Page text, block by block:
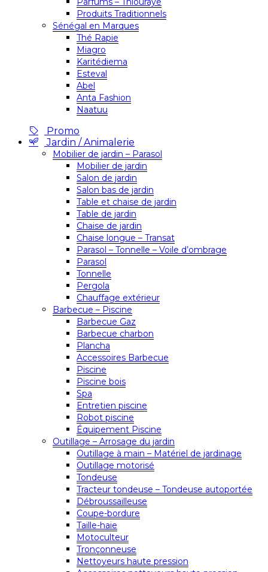
Produits Traditionnels
Sénégal en Marques
Thé Rapie
Miagro
Karitédiema
Esteval
Abel
Anta Fashion
Naatuu
Promo
Jardin / Animalerie
Mobilier de jardin – Parasol
Mobilier de jardin
Salon de jardin
Salon bas de jardin
Table et chaise de jardin
Table de jardin
Chaise de jardin
Chaise longue – Transat
Parasol – Tonnelle – Voile d’ombrage
Parasol
Tonnelle
Pergola
Chauffage extérieur
Barbecue – Piscine
Barbecue Gaz
Barbecue charbon
Plancha
Accessoires Barbecue
Piscine
Piscine bois
Spa
Entretien piscine
Robot piscine
Équipement Piscine
Outillage – Arrosage du jardin
Outillage à main – Matériel de jardinage
Outillage motorisé
Tondeuse
Tracteur tondeuse – Tondeuse autoportée
Débroussailleuse
Coupe-bordure
Taille-haie
Motoculteur
Tronçonneuse
Nettoyeurs haute pression